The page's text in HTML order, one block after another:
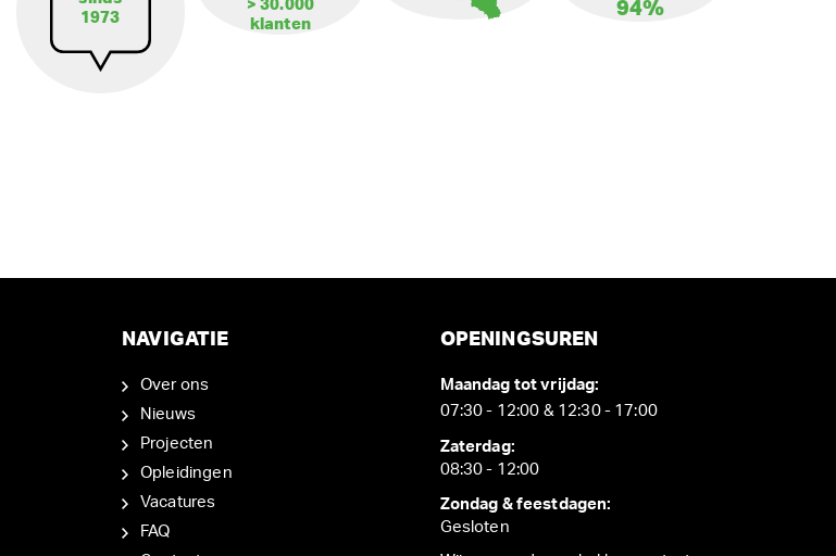
1973
> 30.000
klanten
94%
NAVIGATIE
Over ons
Nieuws
Projecten
Opleidingen
Vacatures
FAQ
OPENINGSUREN
Maandag tot vrijdag:
07:30 - 12:00 & 12:30 - 17:00
Zaterdag:
08:30 - 12:00
Zondag & feestdagen:
Gesloten